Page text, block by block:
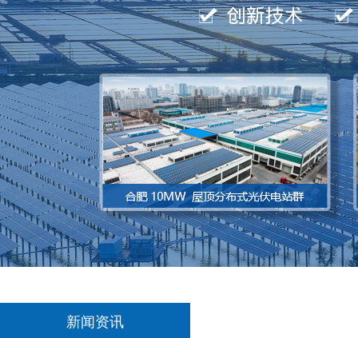
新闻资讯